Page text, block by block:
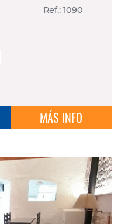
Ref.: 1090
MÁS INFO